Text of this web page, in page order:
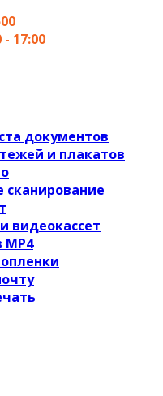
- 17:00
документов
и плакатов
видеокассет
MP4